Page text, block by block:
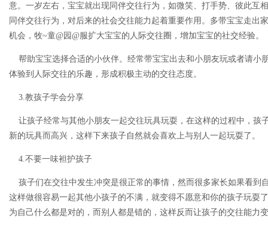
意。一岁左右，宝宝就出现同伴交往行为，如微笑、打手势、彼此互
同伴交往行为，对后来的社会交往能力起着重要作用。多带宝宝走出
机会，牧~童@园@服扩大宝宝的人际交往圈，增加宝宝的社交经验。
帮助宝宝选择合适的小伙伴。经常带宝宝出去和小朋友玩或者请小
体验到人际交往的乐趣，形成积极主动的交往态度。
3.教孩子学会分享
让孩子经常与其他小朋友一起交往玩具玩耍，在这样的过程中，孩
新的玩具而高兴，这样下来孩子自然就会喜欢上与别人一起玩耍了。
4.不要一味袒护孩子
孩子们在交往中发生冲突是很正常的事情，然而很多家长如果看到
这样做很容易一起其他小孩子的不满，就变得不愿意和你的孩子玩耍
为自己什么都是对的，而别人都是错的，这样反而让孩子的交往能力